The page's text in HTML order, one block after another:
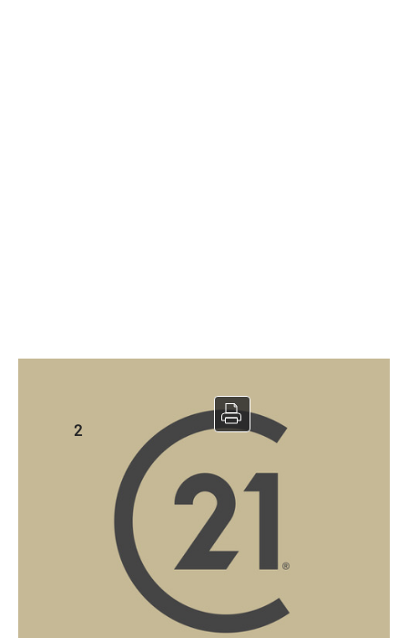
Restaurant à vendre
2 Paris - 75
219 435 €
PERF (Potentiel de l'Entreprise et Rentabilité Financière)
75 - Restaurant idéalement situé dans un quartier de l'Est